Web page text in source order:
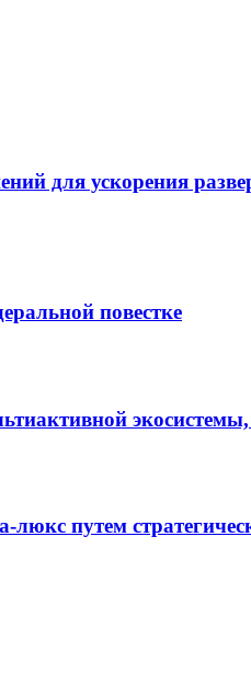
для ускорения
повестке
путем